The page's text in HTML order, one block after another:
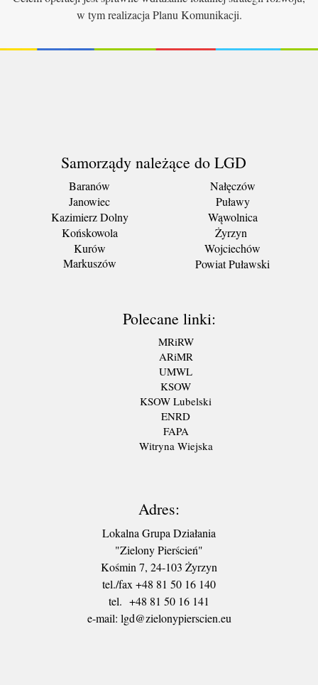
w tym realizacja Planu Komunikacji.
Samorządy należące do LGD
Baranów
Janowiec
Kazimierz Dolny
Końskowola
Kurów
Markuszów
Nałęczów
Puławy
Wąwolnica
Żyrzyn
Wojciechów
Powiat Puławski
Polecane linki:
MRiRW
ARiMR
UMWL
KSOW
KSOW Lubelski
ENRD
FAPA
Witryna Wiejska
Adres:
Lokalna Grupa Działania
"Zielony Pierścień"
Kośmin 7, 24-103 Żyrzyn
tel./fax +48 81 50 16 140
tel. +48 81 50 16 141
​e-mail: lgd@zielonypierscien.eu